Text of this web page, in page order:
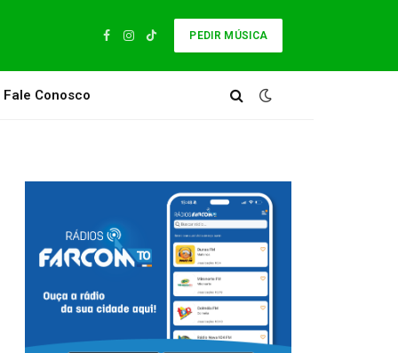
Facebook
Instagram
TikTok
PEDIR MÚSICA
Fale Conosco